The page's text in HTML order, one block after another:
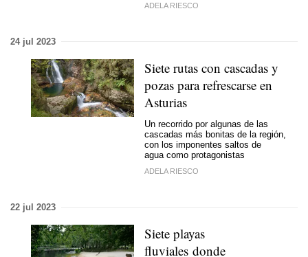
ADELA RIESCO
24 jul 2023
Siete rutas con cascadas y
pozas para refrescarse en
Asturias
Un recorrido por algunas de las
cascadas más bonitas de la región,
con los imponentes saltos de
agua como protagonistas
ADELA RIESCO
22 jul 2023
Siete playas
fluviales donde